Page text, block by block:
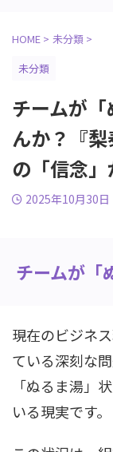
HOME > 未分類 >
未分類
チームが
んか？『
の「信念
2025年10月30日
チームが「
現在のビジネ
ている深刻な
「ぬるま湯」
いる現実です。